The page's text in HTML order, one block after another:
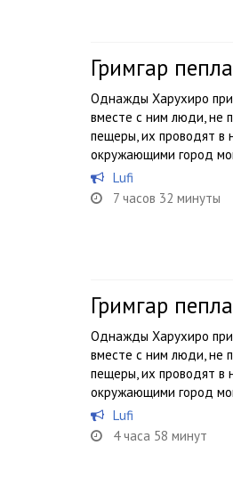
Гримгар
Однажды Харухиро
вместе с ним люди, не
пещеры, их проводят в
окружающими город
Lufi
7 часов 32 минуты
Гримгар
Однажды Харухиро
вместе с ним люди, не
пещеры, их проводят в
окружающими город
Lufi
4 часа 58 минут